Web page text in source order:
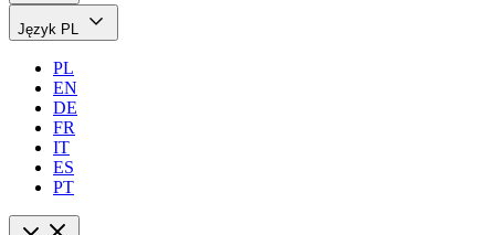
Język PL
PL
EN
DE
FR
IT
ES
PT